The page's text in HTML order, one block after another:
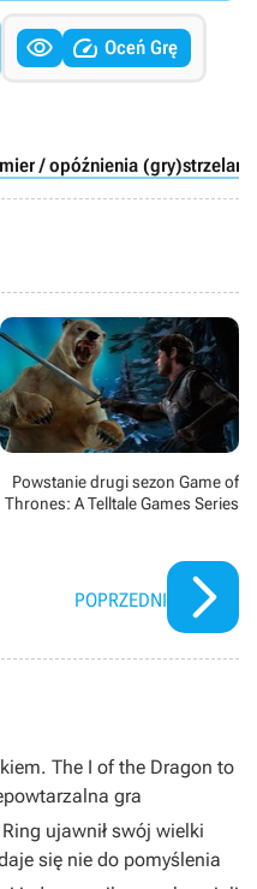
  Oceń Grę
/ opóźnienia (gry)
Powstanie drugi sezon Game of
Thrones: A Telltale Games Series
POPRZEDNI
The I of the Dragon to
gra
ujawnił swój wielki
się nie do pomyślenia